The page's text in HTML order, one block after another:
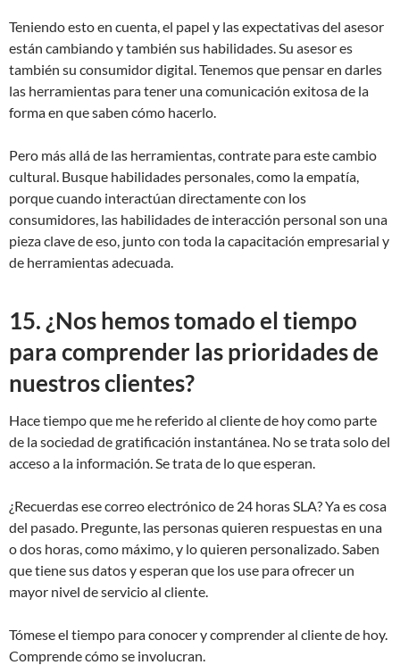
Teniendo esto en cuenta, el papel y las expectativas del asesor
están cambiando y también sus habilidades. Su asesor es
también su consumidor digital. Tenemos que pensar en darles
las herramientas para tener una comunicación exitosa de la
forma en que saben cómo hacerlo.
Pero más allá de las herramientas, contrate para este cambio
cultural. Busque habilidades personales, como la empatía,
porque cuando interactúan directamente con los
consumidores, las habilidades de interacción personal son una
pieza clave de eso, junto con toda la capacitación empresarial y
de herramientas adecuada.
15. ¿Nos hemos tomado el tiempo
para comprender las prioridades de
nuestros clientes?
Hace tiempo que me he referido al cliente de hoy como parte
de la sociedad de gratificación instantánea. No se trata solo del
acceso a la información. Se trata de lo que esperan.
¿Recuerdas ese correo electrónico de 24 horas SLA? Ya es cosa
del pasado. Pregunte, las personas quieren respuestas en una
o dos horas, como máximo, y lo quieren personalizado. Saben
que tiene sus datos y esperan que los use para ofrecer un
mayor nivel de servicio al cliente.
Tómese el tiempo para conocer y comprender al cliente de hoy.
Comprende cómo se involucran.